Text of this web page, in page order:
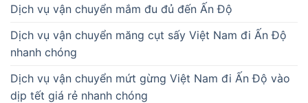
Dịch vụ vận chuyển mắm đu đủ đến Ấn Độ
Dịch vụ vận chuyển măng cụt sấy Việt Nam đi Ấn Độ
nhanh chóng
Dịch vụ vận chuyển mứt gừng Việt Nam đi Ấn Độ vào
dịp tết giá rẻ nhanh chóng